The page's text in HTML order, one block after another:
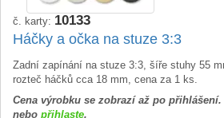
č. karty: 10133
Háčky a očka na stuze 3:3
Zadní zapínání na stuze 3:3, šíře stuhy 55
rozteč háčků cca 18 mm, cena za 1 ks.
Cena výrobku se zobrazí až po
nebo přihlaste.